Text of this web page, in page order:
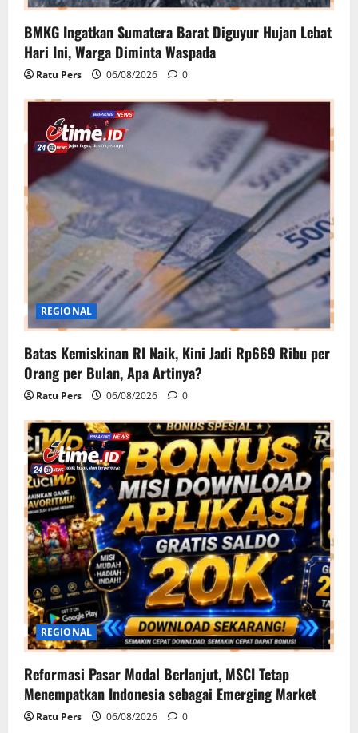
BMKG Ingatkan Sumatera Barat Diguyur Hujan Lebat
Hari Ini, Warga Diminta Waspada
Ratu Pers 06/08/2026 0
REGIONAL
Batas Kemiskinan RI Naik, Kini Jadi Rp669 Ribu per
Orang per Bulan, Apa Artinya?
Ratu Pers 06/08/2026 0
REGIONAL
Reformasi Pasar Modal Berlanjut, MSCI Tetap
Menempatkan Indonesia sebagai Emerging Market
Ratu Pers 06/08/2026 0